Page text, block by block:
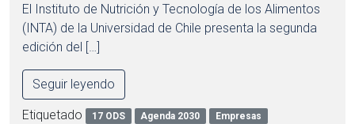
El Instituto de Nutrición y Tecnología de los Alimentos
(INTA) de la Universidad de Chile presenta la segunda
edición del […]
Seguir leyendo
Etiquetado 17 ODS Agenda 2030
Empresas